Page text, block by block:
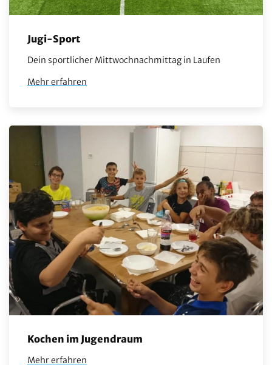
Jugi-Sport
Dein sportlicher Mittwochnachmittag in Laufen
Mehr erfahren
Kochen im Jugendraum
Mehr erfahren